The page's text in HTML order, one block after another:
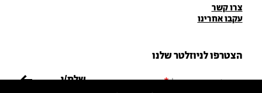
פרטי
יצירת
קשר
צרו קשר
עקבו אחרינו
הצטרפו לניוזלטר שלנו
הכניסו כתובת מייל